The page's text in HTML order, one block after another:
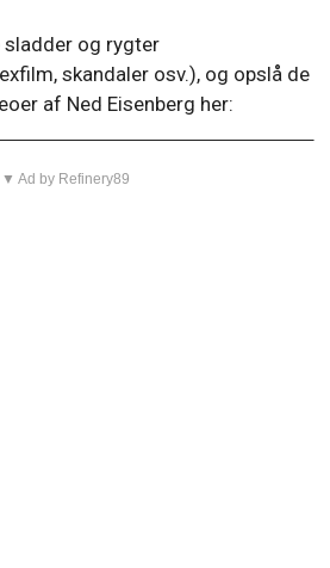
sladder og rygter
skandaler osv.), og opslå de
af Ned Eisenberg her:
▼ Ad by Refinery89